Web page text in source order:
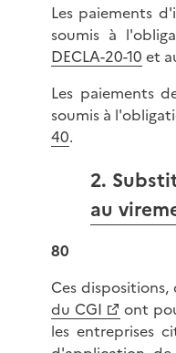
Les paiements
soumis à
DECLA-20-10 et
Les paiements
soumis à
40.
2.
au
80
Ces dispositions,
du CGI
ont
les entreprises